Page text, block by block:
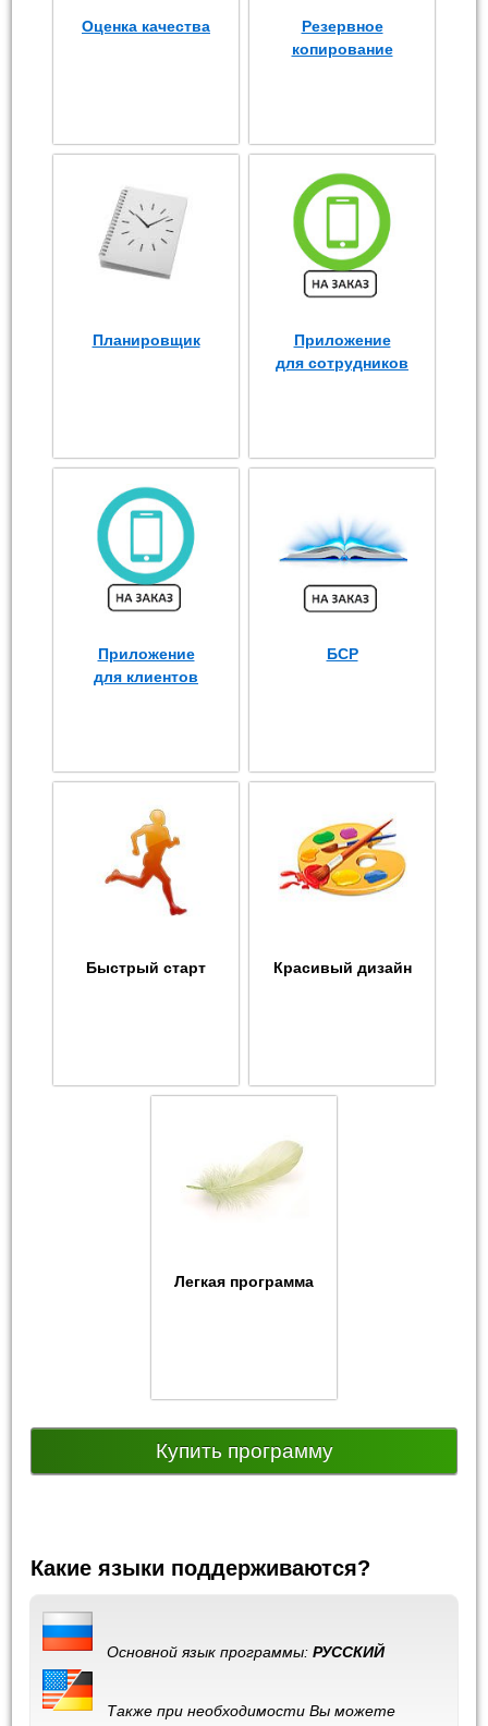
Оценка качества
Резервное
копирование
Планировщик
Приложение
для сотрудников
Приложение
для клиентов
БСР
Быстрый старт Красивый дизайн
Легкая программа
Купить программу
Какие языки поддерживаются?
Основной язык программы:РУССКИЙ
Также при необходимости Вы можете